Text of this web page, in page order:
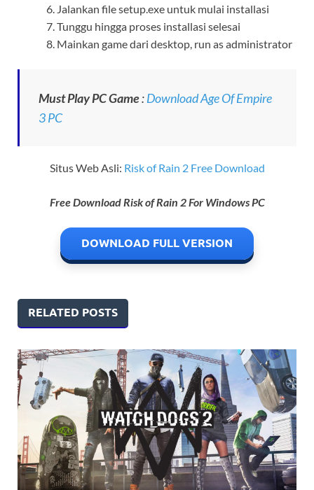
Jalankan file setup.exe untuk mulai installasi
Tunggu hingga proses installasi selesai
Mainkan game dari desktop, run as administrator
Must Play PC Game:Download Age Of Empire
3 PC
Situs Web Asli: Risk of Rain 2 Free Download
Free Download Risk of Rain 2 For Windows PC
DOWNLOAD FULL VERSION
RELATED POSTS